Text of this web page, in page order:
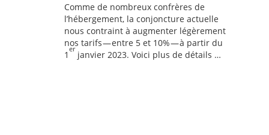
Comme de nombreux confrères de
l’hébergement, la conjoncture actuelle
nous contraint à augmenter légèrement
nos tarifs — entre 5 et 10% — à partir du
1
er
janvier 2023. Voici plus de détails …